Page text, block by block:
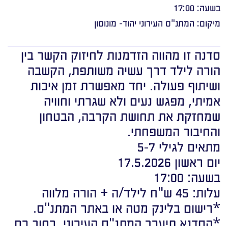
בשעה: 17:00
מיקום: המתנ"ס העירוני יהוד- מונוסון
סדנה זו מהווה הזדמנות לחיזוק הקשר בין
הורה לילד דרך עשיה משותפת, הקשבה
ושיתוף פעולה. יחד מאפשרת זמן איכות
אמיתי, מפגש נעים ולא שגרתי וחוויה
שמחזקת את תחושת הקרבה, הבטחון
והחיבור המשפחתי.
מתאים לגילי 5-7
יום ראשון 17.5.2026
בשעה: 17:00
עלות: 45 ש"ח לילד/ה + הורה מלווה
*רישום בלינק מטה או באתר המתנ"ס.